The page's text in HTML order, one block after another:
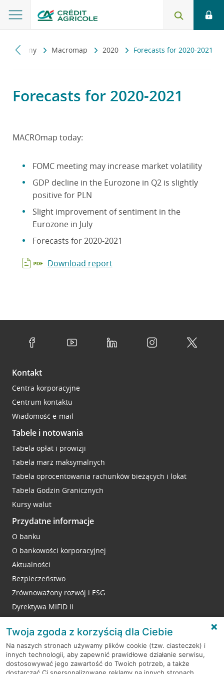
Macromap 2020 Forecasts for 2020-2021
Forecasts for 2020-2021
MACROmap today:
FOMC meeting may increase market volatility
GDP decline in the Eurozone in Q2 is slightly
positive for PLN
Slight improvement of sentiment in the
Eurozone in July
Forecasts for 2020-2021
Download report
Kontakt
Centra korporacyjne
Centrum kontaktu
Wiadomość e-mail
Tabele i notowania
Tabela opłat i prowizji
Tabela marż maksymalnych
Tabela oprocentowania rachunków bieżących i lokat
Tabela Godzin Granicznych
Kursy walut
Przydatne informacje
O banku
O bankowości korporacyjnej
Aktualności
Bezpieczeństwo
Zrównoważony rozwój i ESG
Dyrektywa MIFID II
RODO
Twoja zgoda z korzyścią dla Ciebie
Na naszych stronach używamy plików cookie (tzw. ciasteczek) i
innych technologii, aby zapewnić prawidłowe działanie serwisu,
dostosowywać jego zawartość do Twoich potrzeb, a także